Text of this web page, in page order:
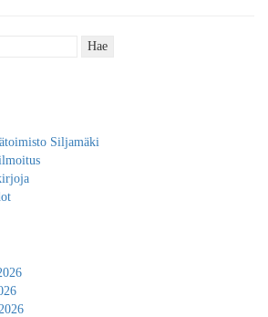
Siljamäki